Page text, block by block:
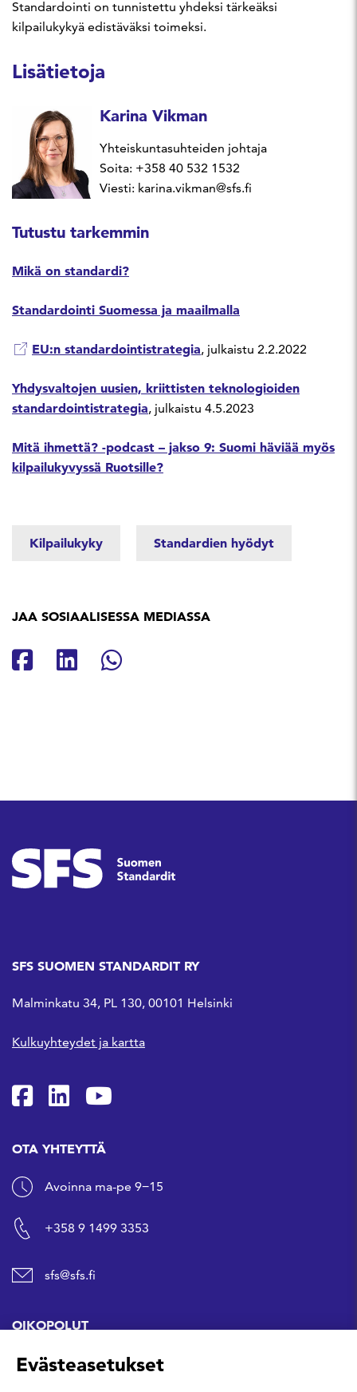
Standardointi on tunnistettu yhdeksi tärkeäksi
kilpailukykyä edistäväksi toimeksi.
Lisätietoja
Karina Vikman
Yhteiskuntasuhteiden johtaja
Soita: +358 40 532 1532
Viesti: karina.vikman@sfs.fi
Tutustu tarkemmin
Mikä on standardi?
Standardointi Suomessa ja maailmalla
EU:n standardointistrategia, julkaistu 2.2.2022
Yhdysvaltojen uusien, kriittisten teknologioiden
standardointistrategia, julkaistu 4.5.2023
Mitä ihmettä? -podcast – jakso 9: Suomi häviää myös
kilpailukyvyssä Ruotsille?
Kilpailukyky Standardien hyödyt
JAA SOSIAALISESSA MEDIASSA
Jaa Facebookissa
Jaa Linkedinissä
Jaa Whatsappissa
SFS SUOMEN STANDARDIT RY
Malminkatu 34, PL 130, 00101 Helsinki
Kulkuyhteydet ja kartta
SFS Facebookissa
SFS Linkedinissä
SFS Youtubessa
OTA YHTEYTTÄ
Avoinna ma-pe 9−15
+358 9 1499 3353
sfs@sfs.fi
OIKOPOLUT
Hanki standardi
Evästeasetukset